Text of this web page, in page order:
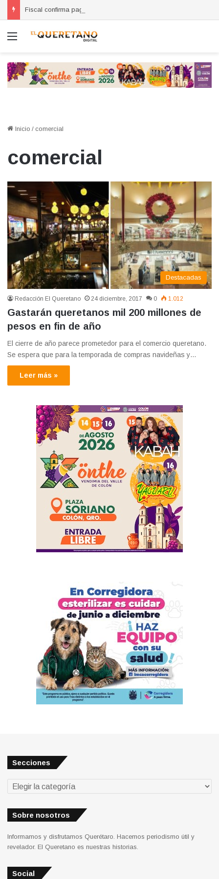
Menú
Inicio / comercial
comercial
Destacadas
Redacción El Queretano 24 diciembre, 2017 0 1.012
Gastarán queretanos mil 200 millones de
pesos en fin de año
El cierre de año parece prometedor para el comercio queretano.
Se espera que para la temporada de compras navideñas y…
Leer más »
Secciones
Secciones
Sobre nosotros
Informamos y disfrutamos Querétaro. Hacemos periodismo útil y
revelador. El Queretano es nuestras historias.
Social